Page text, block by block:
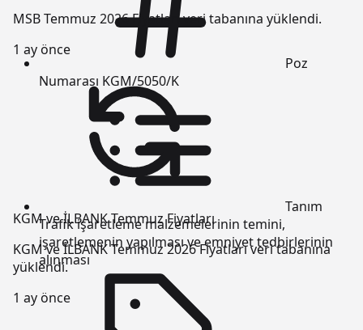
MSB Temmuz 2026 Fiyatları veri tabanına yüklendi.
1 ay önce
KGM ve İLBANK Temmuz Fiyatları
KGM ve İLBANK Temmuz 2026 Fiyatları veri tabanına
yüklendi.
1 ay önce
Poz
Numarası KGM/5050/K
Tanım
Trafik işaretleme malzemelerinin temini,
işaretlemenin yapılması ve emniyet tedbirlerinin
alınması